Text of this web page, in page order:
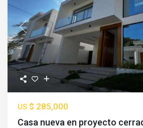
Previous
US $ 285,000
Casa nueva en proyecto